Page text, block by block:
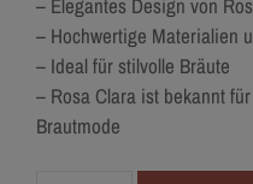
– Hochwertige Materialien
– Ideal für stilvolle Bräute
– Rosa Clara ist bekannt
Brautmode